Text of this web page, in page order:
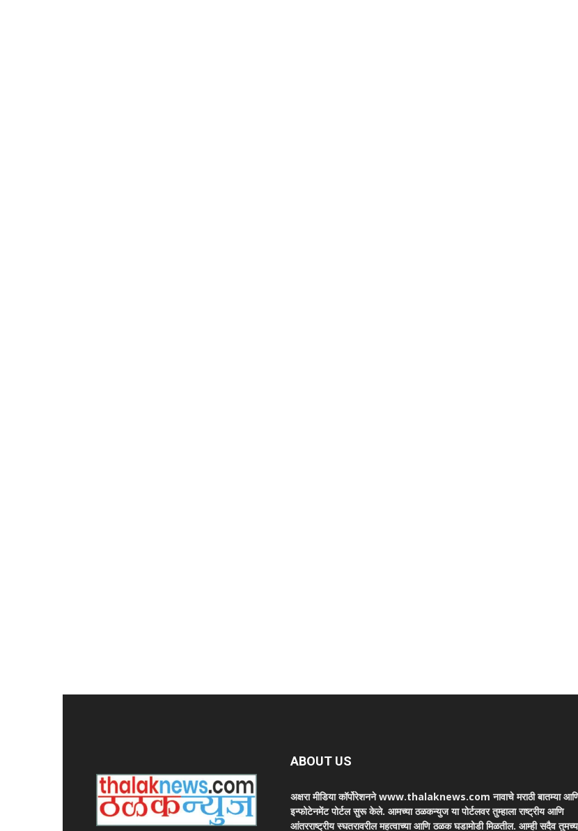
ABOUT US
अक्षरा मीडिया कॉर्पोरेशनने www.thalaknews.com नावाचे मराठी बातम्या
इन्फोटेनमेंट पोर्टल सुरू केले. आमच्या ठळकन्युज या पोर्टलवर तुम्हाला राष्ट्रीय आणि
आंतरराष्ट्रीय स्घतरावरील महत्वाच्या आणि ठळक घडामोडी मिळतील. आम्ही सदैव